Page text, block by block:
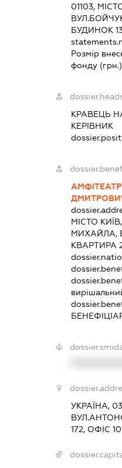
01103,
БУДИНОК
Розмір
фонду
КРАВЕЦЬ
КЕРІВНИК
МІСТО
МИХАЙЛА,
КВАРТИРА
УКРАЇНА,
172, ОФІС